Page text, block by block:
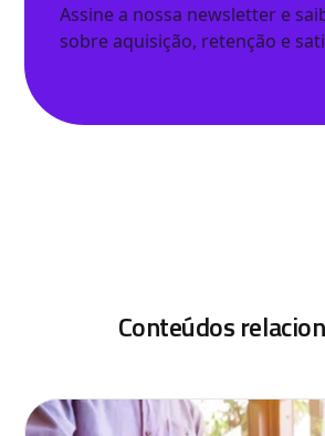
Assine a nossa newsletter e
sobre aquisição, retenção e
Conteúdos